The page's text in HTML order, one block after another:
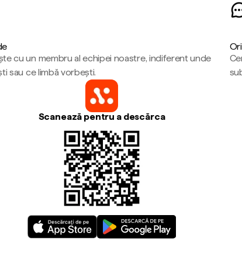
cu un membru al echipei noastre, indiferent unde
sau ce limbă vorbești.
Scanează pentru a descărca